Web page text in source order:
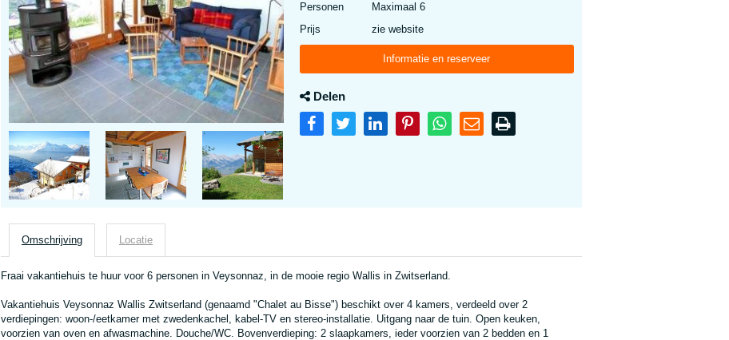
Personen
Maximaal 6
Prijs
zie website
Informatie en reserveer
Delen
Omschrijving Locatie
Fraai vakantiehuis te huur voor 6 personen in Veysonnaz, in de mooie regio Wallis in Zwitserland.
Vakantiehuis Veysonnaz Wallis Zwitserland (genaamd "Chalet au Bisse") beschikt over 4 kamers, verdeeld over 2
verdiepingen: woon-/eetkamer met zwedenkachel, kabel-TV en stereo-installatie. Uitgang naar de tuin. Open keuken,
voorzien van oven en afwasmachine. Douche/WC. Bovenverdieping: 2 slaapkamers, ieder voorzien van 2 bedden en 1